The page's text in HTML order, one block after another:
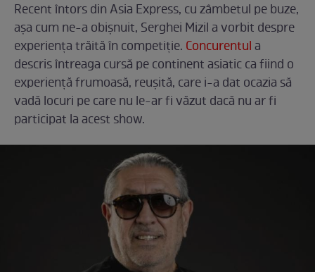
Recent întors din Asia Express, cu zâmbetul pe buze,
așa cum ne-a obișnuit, Serghei Mizil a vorbit despre
experiența trăită în competiție. Concurentula
descris întreaga cursă pe continent asiatic ca fiind o
experiență frumoasă, reușită, care i-a dat ocazia să
vadă locuri pe care nu le-ar fi văzut dacă nu ar fi
participat la acest show.